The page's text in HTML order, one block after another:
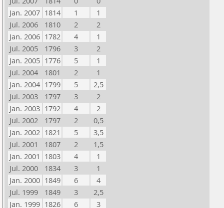
Jan. 2007 1814 1
1
Jul. 2006
1810 2
2
Jan. 2006 1782 4
1
Jul. 2005
1796 3
2
Jan. 2005 1776 5
1
Jul. 2004
1801 2
1
Jan. 2004 1799 5
2,5
Jul. 2003
1797 3
2
Jan. 2003 1792 4
2
Jul. 2002
1797 2
0,5
Jan. 2002 1821 5
3,5
Jul. 2001
1807 2
1,5
Jan. 2001 1803 4
1
Jul. 2000
1834 3
1
Jan. 2000 1849 6
4
Jul. 1999
1849 3
2,5
Jan. 1999 1826 6
3